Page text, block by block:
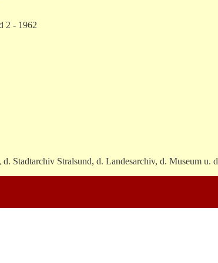
2 - 1962
Stadtarchiv Stralsund, d. Landesarchiv, d. Museum u.